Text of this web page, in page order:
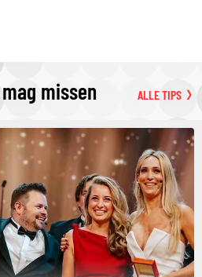
missen ALLE TIPS